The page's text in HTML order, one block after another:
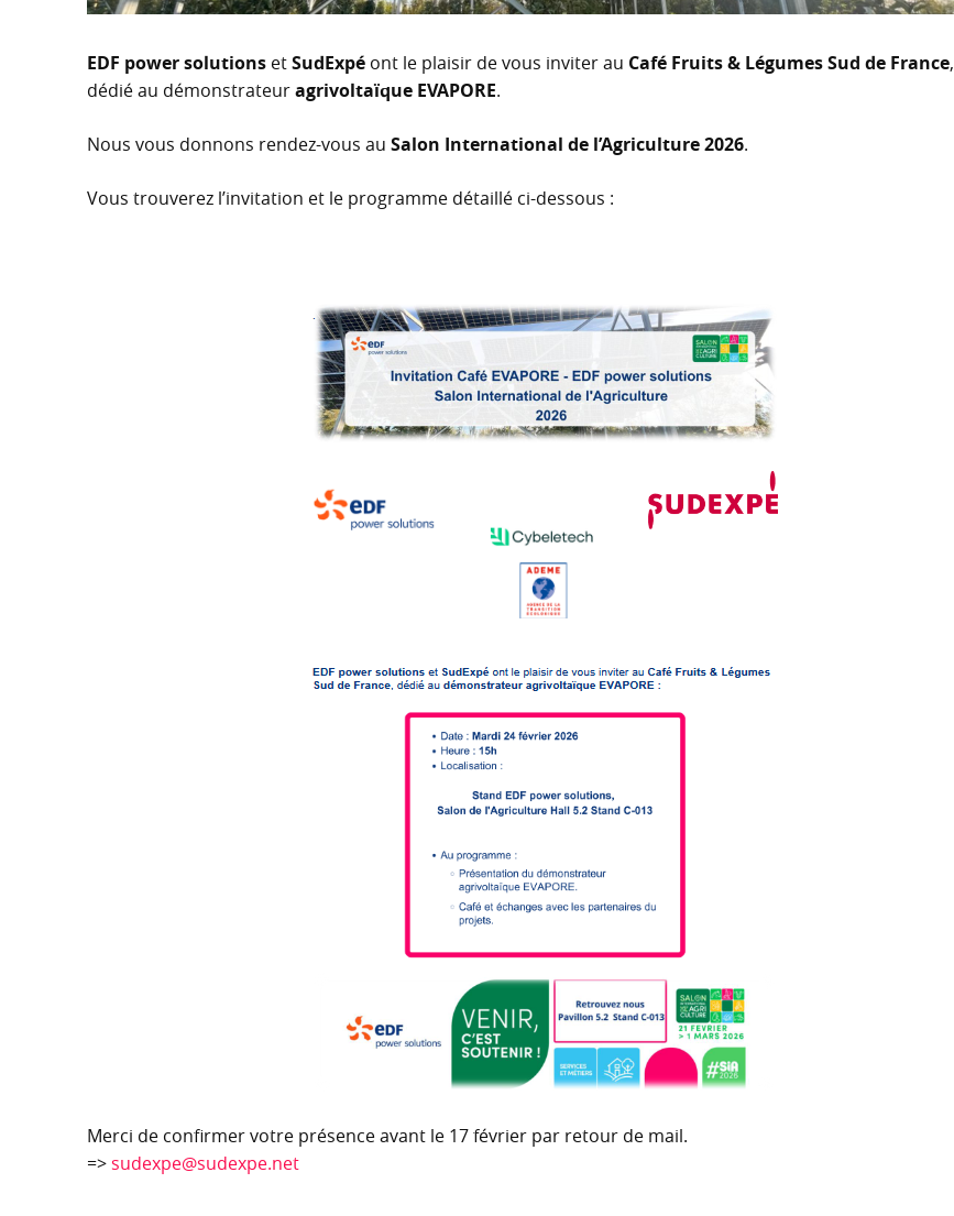
EDF power solutions etSudExpé ont le plaisir de vous inviter au Café Fruits & Légumes Sud de France,
dédié au démonstrateuragrivoltaïque EVAPORE.
Nous vous donnons rendez-vous auSalon International de l’Agriculture 2026.
Vous trouverez l’invitation et le programme détaillé ci-dessous :
Merci de confirmer votre présence avant le 17 février par retour de mail.
=> sudexpe@sudexpe.net